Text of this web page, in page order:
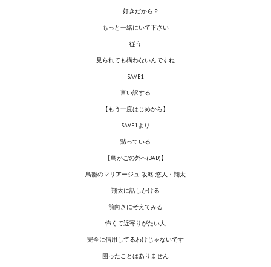
Sacred Gold Remaster Fan Edition
Aliens versus Predator 1 Remaster Fan Edition
Age of Pirates: Caribbean Tales Remaster Fan Edition
Корсары 3 Сундук мертвеца Remaster Fan Edition
Sea Dogs - City of Abandoned Ships Remaster Fan Edition
Sea Dogs Remaster Fan Edition
……好きだから？
もっと一緒にいて下さい
従う
見られても構わないんですね
SAVE1
言い訳する
【もう一度はじめから】
SAVE1より
黙っている
【鳥かごの外へ(BAD)】
鳥籠のマリアージュ 攻略 悠人・翔太
翔太に話しかける
前向きに考えてみる
怖くて近寄りがたい人
完全に信用してるわけじゃないです
困ったことはありません